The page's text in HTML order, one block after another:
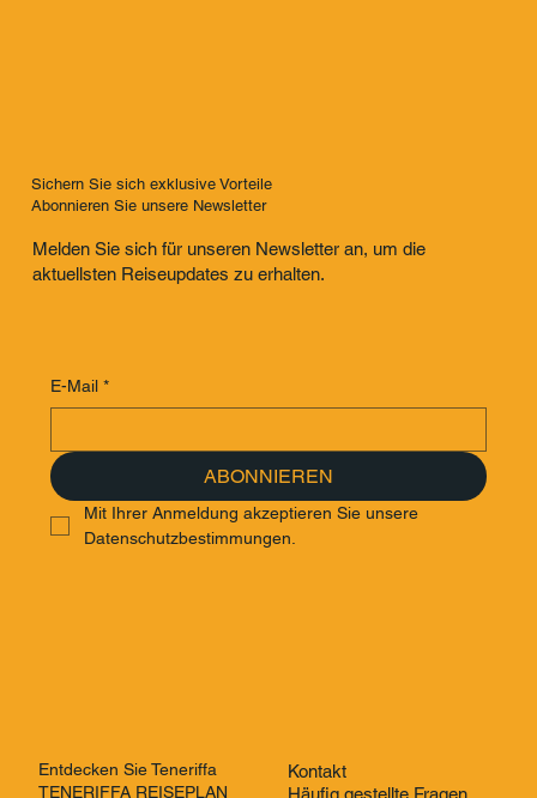
Sichern Sie sich exklusive Vorteile
Abonnieren Sie unsere Newsletter
Melden Sie sich für unseren Newsletter an, um die
aktuellsten Reiseupdates zu erhalten.
E-Mail *
ABONNIEREN
Mit Ihrer Anmeldung akzeptieren Sie unsere
Datenschutzbestimmungen.
Entdecken Sie Teneriffa
TENERIFFA REISEPLAN
Kontakt
Häufig gestellte Fragen